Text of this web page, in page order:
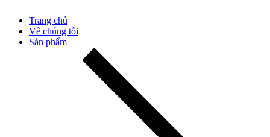
Trang chủ
Về chúng tôi
Sản phẩm